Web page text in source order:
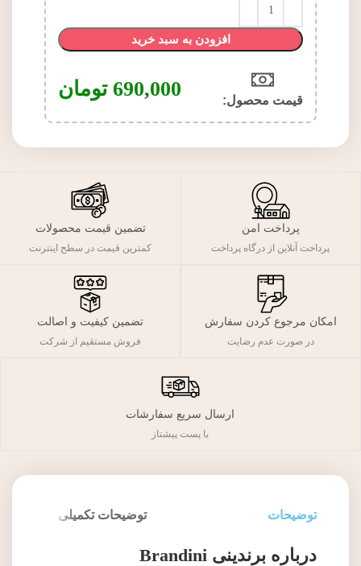
افزودن به سبد خرید
قیمت محصول:​ 690,000 تومان
پرداخت امن
پرداخت آنلاین از درگاه پرداخت
تضمین قیمت محصولات
کمترین قیمت در سطح اینترنت
امکان مرجوع کردن سفارش
در صورت عدم رضایت
تضمین کیفیت و اصالت
فروش مستقیم از شرکت
ارسال سریع سفارشات
با پست پیشتاز
توضیحات توضیحات تکمیلی
درباره برندینی Brandini